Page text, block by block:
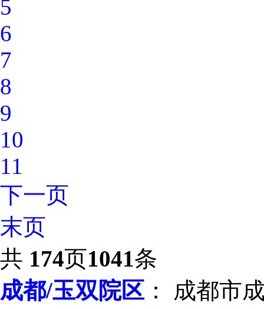
5
6
7
8
9
10
11
下一页
末页
共 174页1041条
成都/玉双院区 ： 成都市